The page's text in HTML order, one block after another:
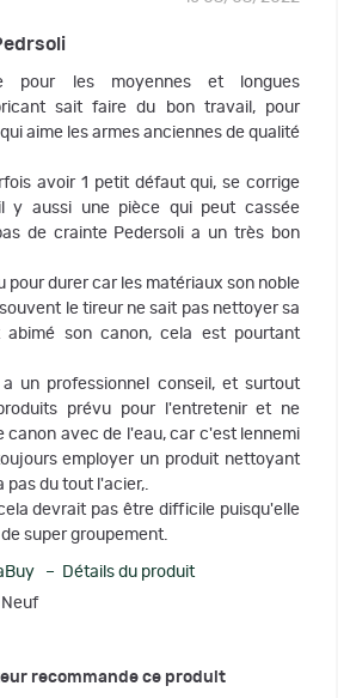
pour les moyennes et longues
sait faire du bon travail, pour
aime les armes anciennes de qualité
avoir 1 petit défaut qui, se corrige
y aussi une pièce qui peut cassée
de crainte Pedersoli a un très bon
pour durer car les matériaux son noble
le tireur ne sait pas nettoyer sa
abimé son canon, cela est pourtant
un professionnel conseil, et surtout
prévu pour l'entretenir et ne
canon avec de l'eau, car c'est lennemi
employer un produit nettoyant
pas du tout l'acier,.
devrait pas être difficile puisqu'elle
super groupement.
– Détails du produit
Neuf
recommande ce produit